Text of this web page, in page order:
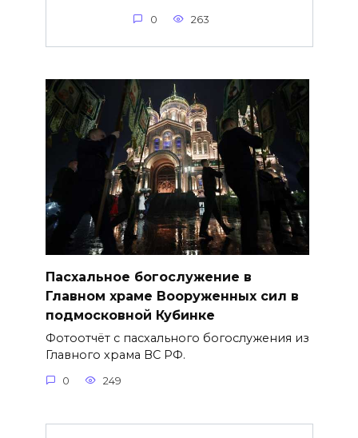
0 263
Пасхальное богослужение в
Главном храме Вооруженных сил в
подмосковной Кубинке
Фотоотчёт с пасхального богослужения из
Главного храма ВС РФ.
0 249